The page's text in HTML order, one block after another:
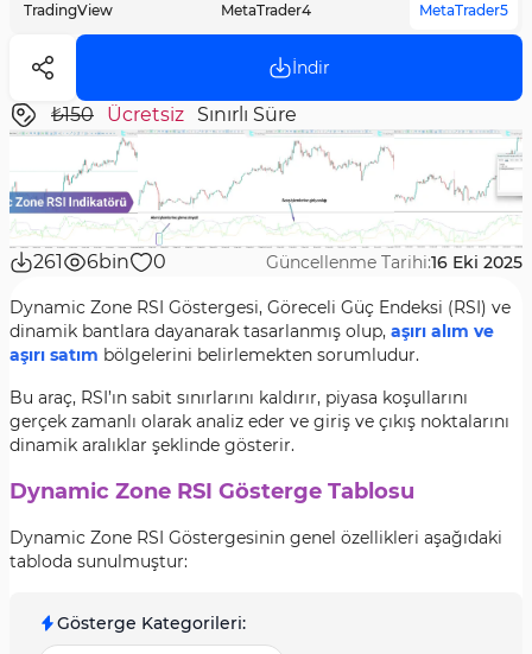
TradingView MetaTrader4 MetaTrader5
İndir
₺150 Ücretsiz Sınırlı Süre
261 6bin 0 Güncellenme Tarihi:16 Eki 2025
Dynamic Zone RSI Göstergesi, Göreceli Güç Endeksi (RSI) ve
dinamik bantlara dayanarak tasarlanmış olup, aşırı alım ve
aşırı satım bölgelerini belirlemekten sorumludur.
Bu araç, RSI’ın sabit sınırlarını kaldırır, piyasa koşullarını
gerçek zamanlı olarak analiz eder ve giriş ve çıkış noktalarını
dinamik aralıklar şeklinde gösterir.
Dynamic Zone RSI Gösterge Tablosu
Dynamic Zone RSI Göstergesinin genel özellikleri aşağıdaki
tabloda sunulmuştur:
Gösterge Kategorileri: